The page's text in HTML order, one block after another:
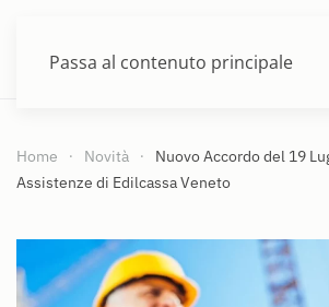
Passa al contenuto principale
Home Novità
Nuovo Accordo del 19
Assistenze di Edilcassa Veneto